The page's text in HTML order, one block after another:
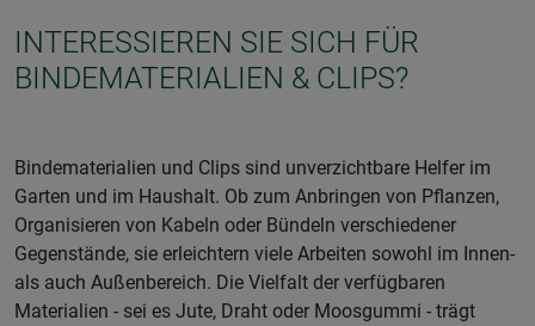
INTERESSIEREN SIE SICH FÜR
BINDEMATERIALIEN & CLIPS?
Bindematerialien und Clips sind unverzichtbare Helfer im
Garten und im Haushalt. Ob zum Anbringen von Pflanzen,
Organisieren von Kabeln oder Bündeln verschiedener
Gegenstände, sie erleichtern viele Arbeiten sowohl im Innen-
als auch Außenbereich. Die Vielfalt der verfügbaren
Materialien - sei es Jute, Draht oder Moosgummi - trägt